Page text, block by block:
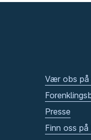
Vær obs på
Presse
Finn oss på